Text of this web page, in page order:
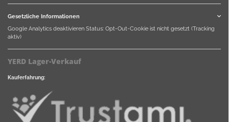
Gesetzliche Informationen
Google Analytics deaktivieren Status: Opt-Out-Cookie ist nicht gesetzt (Tracking
aktiv)
YERD Lager-Verkauf
Kauferfahrung: